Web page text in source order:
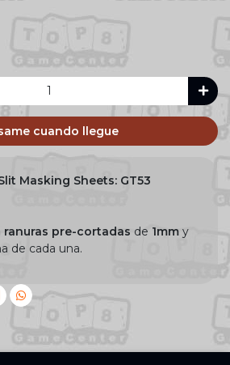
cuando llegue
Masking Sheets: GT53
ranuras pre-cortadas de 1mm y
de cada una.